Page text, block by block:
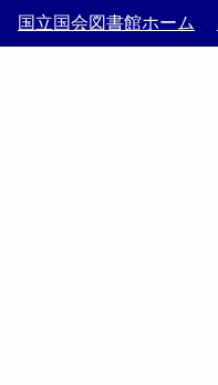
国立国会図書館ホーム